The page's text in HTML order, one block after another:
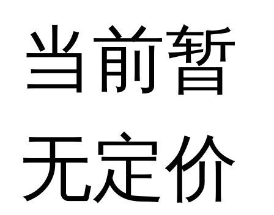
当前暂
无定价